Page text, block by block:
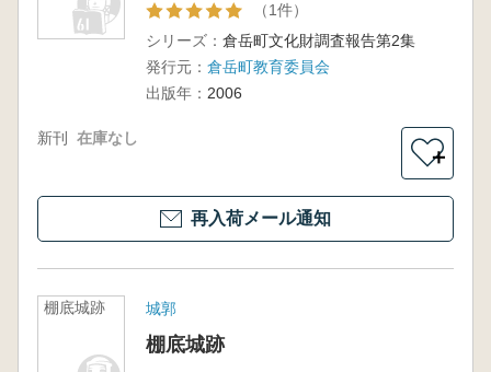
（1件）
シリーズ： 倉岳町文化財調査報告第2集
発行元： 倉岳町教育委員会
出版年： 2006
新刊 在庫なし
＋
再入荷メール通知
棚底城跡 城郭
棚底城跡